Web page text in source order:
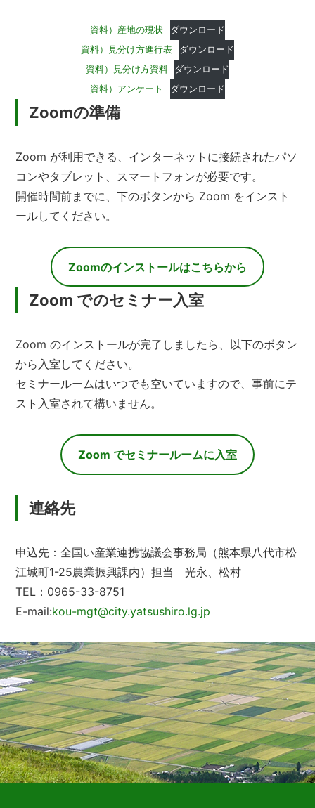
資料）産地の現状
ダウンロード
資料）見分け方進行表
ダウンロード
資料）見分け方資料
ダウンロード
資料）アンケート
ダウンロード
Zoomの準備
Zoom が利用できる、インターネットに接続されたパソ
コンやタブレット、スマートフォンが必要です。
開催時間前までに、下のボタンから Zoom をインスト
ールしてください。
Zoomのインストールはこちらから
Zoom でのセミナー入室
Zoom のインストールが完了しましたら、以下のボタン
から入室してください。
セミナールームはいつでも空いていますので、事前にテ
スト入室されて構いません。
Zoom でセミナールームに入室
連絡先
申込先：全国い産業連携協議会事務局（熊本県八代市松
江城町1-25農業振興課内）担当 光永、松村
TEL：0965-33-8751
E-mail:kou-mgt@city.yatsushiro.lg.jp